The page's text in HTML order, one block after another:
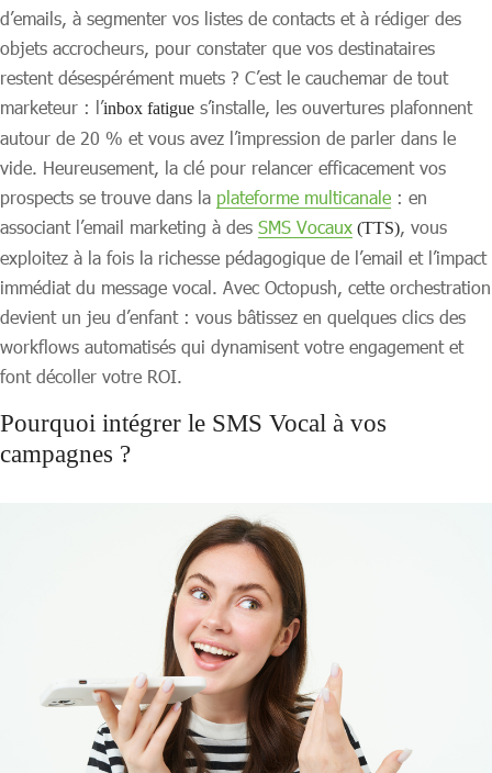
d’emails, à segmenter vos listes de contacts et à rédiger des
objets accrocheurs, pour constater que vos destinataires
restent désespérément muets ? C’est le cauchemar de tout
marketeur : l’inbox fatigue s’installe, les ouvertures plafonnent
autour de 20 % et vous avez l’impression de parler dans le
vide. Heureusement, la clé pour relancer efficacement vos
prospects se trouve dans la plateforme multicanale : en
associant l’email marketing à des SMS Vocaux (TTS), vous
exploitez à la fois la richesse pédagogique de l’email et l’impact
immédiat du message vocal. Avec Octopush, cette orchestration
devient un jeu d’enfant : vous bâtissez en quelques clics des
workflows automatisés qui dynamisent votre engagement et
font décoller votre ROI.
Pourquoi intégrer le SMS Vocal à vos
campagnes ?